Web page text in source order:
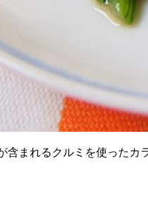
含まれるクルミを使ったカ